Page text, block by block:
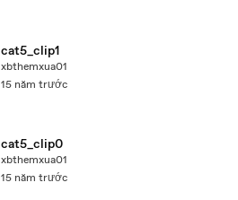
cat5_clip1
xbthemxua01
15 năm trước
cat5_clip0
xbthemxua01
15 năm trước